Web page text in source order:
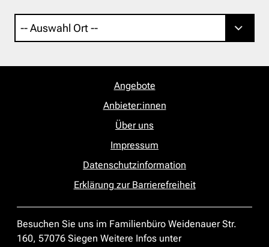
Angebote
Anbieter:innen
Über uns
Impressum
Datenschutzinformation
Erklärung zur Barrierefreiheit
Besuchen Sie uns im Familienbüro Weidenauer Str.
160, 57076 Siegen Weitere Infos unter